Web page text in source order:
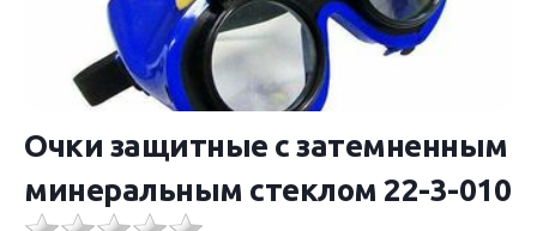
Очки защитные с затемненным
минеральным стеклом 22-3-010